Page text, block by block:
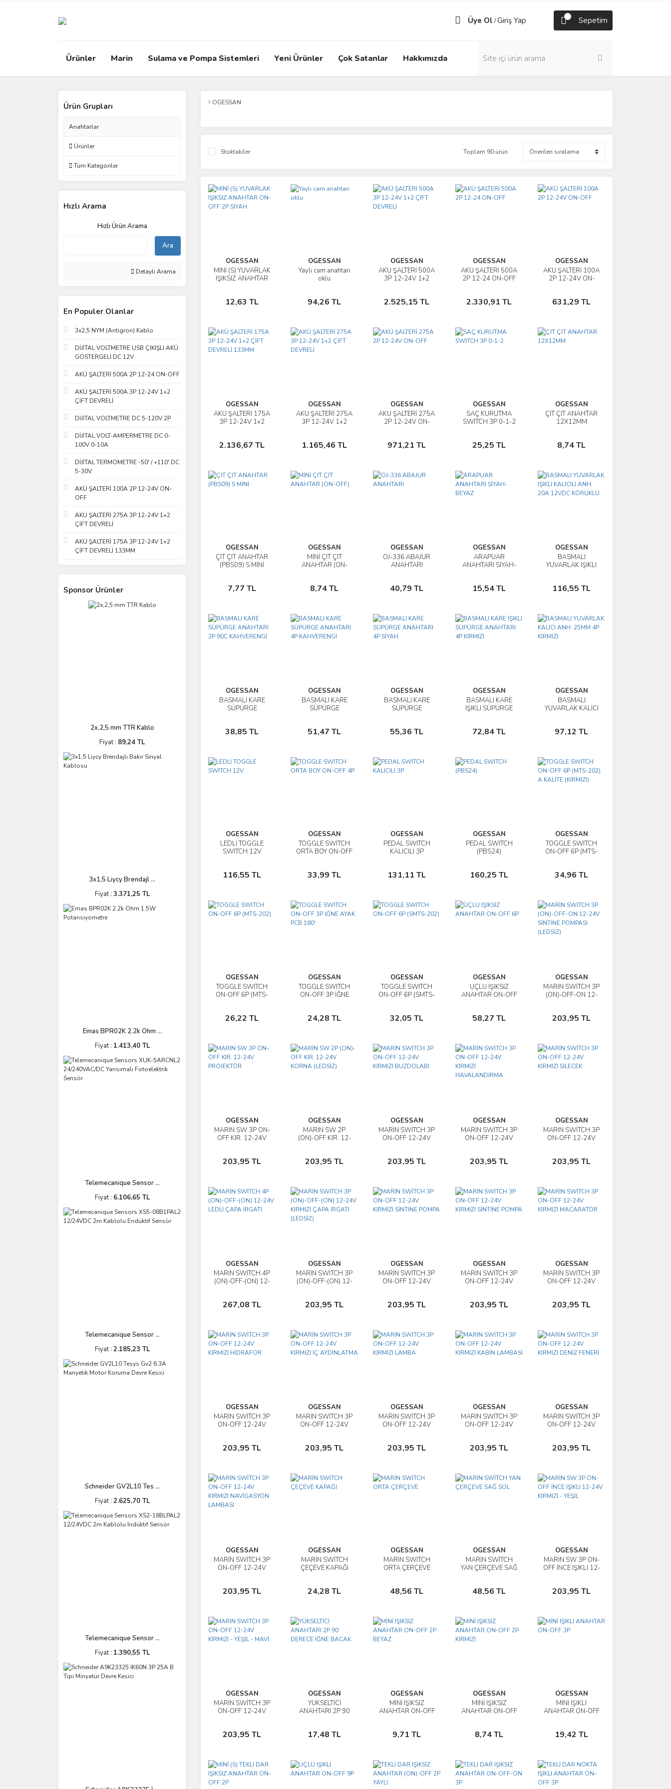
Üye Ol /Giriş Yap Sepetim
Ürünler Marin Sulama ve Pompa Sistemleri Yeni Ürünler Çok Satanlar Hakkımızda
Ürün Grupları
Anahtarlar
Ürünler
Tüm Kategoriler
Hızlı Arama
Hızlı Ürün Arama
Ara
Detaylı Arama
En Populer Olanlar
3x2,5 NYM (Antigron) Kablo
DİJİTAL VOLTMETRE USB ÇIKIŞLI AKÜ
GÖSTERGELİ DC 12V
AKÜ ŞALTERİ 500A 2P 12-24 ON-OFF
AKÜ ŞALTERİ 500A 3P 12-24V 1+2
ÇİFT DEVRELİ
DİJİTAL VOLTMETRE DC 5-120V 2P
DİJİTAL VOLT-AMPERMETRE DC 0-
100V 0-10A
DİJİTAL TERMOMETRE -50' / +110' DC
5-30V
AKÜ ŞALTERİ 100A 2P 12-24V ON-
OFF
AKÜ ŞALTERİ 275A 3P 12-24V 1+2
ÇİFT DEVRELİ
AKÜ ŞALTERİ 175A 3P 12-24V 1+2
ÇİFT DEVRELİ 133MM
Sponsor Ürünler
2x,2,5 mm TTR Kablo
Fiyat : 89,24 TL
3x1,5 Liycy Brendajl ...
Fiyat : 3.371,25 TL
Emas BPR02K 2.2k Ohm ...
Fiyat : 1.413,40 TL
Telemecanique Sensor ...
Fiyat : 6.106,65 TL
Telemecanique Sensor ...
Fiyat : 2.185,23 TL
Schneider GV2L10 Tes ...
Fiyat : 2.625,70 TL
Telemecanique Sensor ...
Fiyat : 1.390,55 TL
OGESSAN
Stoktakiler Toplam 90 ürün
OGESSAN
MİNİ (S) YUVARLAK
IŞIKSIZ ANAHTAR
12,63 TL
İncele
Ekle
OGESSAN
Yaylı cam anahtarı
oklu
94,26 TL
İncele
Ekle
OGESSAN
AKÜ ŞALTERİ 500A
3P 12-24V 1+2
2.525,15 TL
İncele
Ekle
OGESSAN
AKÜ ŞALTERİ 500A
2P 12-24 ON-OFF
2.330,91 TL
İncele
Ekle
OGESSAN
AKÜ ŞALTERİ 100A
2P 12-24V ON-
631,29 TL
İncele
Ekle
OGESSAN
AKÜ ŞALTERİ 175A
3P 12-24V 1+2
2.136,67 TL
İncele
Ekle
OGESSAN
AKÜ ŞALTERİ 275A
3P 12-24V 1+2
1.165,46 TL
İncele
Ekle
OGESSAN
AKÜ ŞALTERİ 275A
2P 12-24V ON-
971,21 TL
İncele
Ekle
OGESSAN
SAÇ KURUTMA
SWITCH 3P 0-1-2
25,25 TL
İncele
Ekle
OGESSAN
ÇIT ÇIT ANAHTAR
12X12MM
8,74 TL
İncele
Ekle
OGESSAN
ÇIT ÇIT ANAHTAR
(PBS09) S MİNİ
7,77 TL
İncele
Ekle
OGESSAN
MİNİ ÇIT ÇIT
ANAHTAR (ON-
8,74 TL
İncele
Ekle
OGESSAN
OJ-336 ABAJUR
ANAHTARI
40,79 TL
İncele
Ekle
OGESSAN
ARAPUAR
ANAHTARI SİYAH-
15,54 TL
İncele
Ekle
OGESSAN
BASMALI
YUVARLAK IŞIKLI
116,55 TL
İncele
Ekle
OGESSAN
BASMALI KARE
SÜPÜRGE
38,85 TL
İncele
Ekle
OGESSAN
BASMALI KARE
SÜPÜRGE
51,47 TL
İncele
Ekle
OGESSAN
BASMALI KARE
SÜPÜRGE
55,36 TL
İncele
Ekle
OGESSAN
BASMALI KARE
IŞIKLI SÜPÜRGE
72,84 TL
İncele
Ekle
OGESSAN
BASMALI
YUVARLAK KALICI
97,12 TL
İncele
Ekle
OGESSAN
LEDLİ TOGGLE
SWITCH 12V
116,55 TL
İncele
Ekle
OGESSAN
TOGGLE SWITCH
ORTA BOY ON-OFF
33,99 TL
İncele
Ekle
OGESSAN
PEDAL SWITCH
KALICILI 3P
131,11 TL
İncele
Ekle
OGESSAN
PEDAL SWITCH
(PBS24)
160,25 TL
İncele
Ekle
OGESSAN
TOGGLE SWITCH
ON-OFF 6P (MTS-
34,96 TL
İncele
Ekle
OGESSAN
TOGGLE SWITCH
ON-OFF 6P (MTS-
26,22 TL
İncele
Ekle
OGESSAN
TOGGLE SWITCH
ON-OFF 3P İĞNE
24,28 TL
İncele
Ekle
OGESSAN
TOGGLE SWITCH
ON-OFF 6P (SMTS-
32,05 TL
İncele
Ekle
OGESSAN
ÜÇLÜ IŞIKSIZ
ANAHTAR ON-OFF
58,27 TL
İncele
Ekle
OGESSAN
MARİN SWİTCH 3P
(ON)-OFF-ON 12-
203,95 TL
İncele
Ekle
OGESSAN
MARİN SW 3P ON-
OFF KIR. 12-24V
203,95 TL
İncele
Ekle
OGESSAN
MARİN SW 2P
(ON)-OFF KIR. 12-
203,95 TL
İncele
Ekle
OGESSAN
MARİN SWİTCH 3P
ON-OFF 12-24V
203,95 TL
İncele
Ekle
OGESSAN
MARİN SWİTCH 3P
ON-OFF 12-24V
203,95 TL
İncele
Ekle
OGESSAN
MARİN SWİTCH 3P
ON-OFF 12-24V
203,95 TL
İncele
Ekle
OGESSAN
MARİN SWİTCH 4P
(ON)-OFF-(ON) 12-
267,08 TL
İncele
Ekle
OGESSAN
MARİN SWİTCH 3P
(ON)-OFF-(ON) 12-
203,95 TL
İncele
Ekle
OGESSAN
MARİN SWİTCH 3P
ON-OFF 12-24V
203,95 TL
İncele
Ekle
OGESSAN
MARİN SWİTCH 3P
ON-OFF 12-24V
203,95 TL
İncele
Ekle
OGESSAN
MARİN SWİTCH 3P
ON-OFF 12-24V
203,95 TL
İncele
Ekle
OGESSAN
MARİN SWİTCH 3P
ON-OFF 12-24V
203,95 TL
İncele
Ekle
OGESSAN
MARİN SWİTCH 3P
ON-OFF 12-24V
203,95 TL
İncele
Ekle
OGESSAN
MARİN SWİTCH 3P
ON-OFF 12-24V
203,95 TL
İncele
Ekle
OGESSAN
MARİN SWİTCH 3P
ON-OFF 12-24V
203,95 TL
İncele
Ekle
OGESSAN
MARİN SWİTCH 3P
ON-OFF 12-24V
203,95 TL
İncele
Ekle
OGESSAN
MARİN SWİTCH 3P
ON-OFF 12-24V
LAMBASI
203,95 TL
İncele
Ekle
OGESSAN
MARİN SWİTCH
ÇEÇEVE KAPAĞI
24,28 TL
İncele
Ekle
OGESSAN
MARİN SWİTCH
ORTA ÇERÇEVE
48,56 TL
İncele
Ekle
OGESSAN
MARİN SWİTCH
YAN ÇERÇEVE SAĞ
48,56 TL
İncele
Ekle
OGESSAN
MARİN SW 3P ON-
OFF İNCE IŞIKLI 12-
203,95 TL
İncele
Ekle
OGESSAN
MARİN SWİTCH 3P
ON-OFF 12-24V
203,95 TL
İncele
Ekle
OGESSAN
YÜKSELTİCİ
ANAHTARI 2P 90
17,48 TL
İncele
Ekle
OGESSAN
MİNİ IŞIKSIZ
ANAHTAR ON-OFF
9,71 TL
İncele
Ekle
OGESSAN
MİNİ IŞIKSIZ
ANAHTAR ON-OFF
8,74 TL
İncele
Ekle
OGESSAN
MİNİ IŞIKLI
ANAHTAR ON-OFF
19,42 TL
İncele
Ekle